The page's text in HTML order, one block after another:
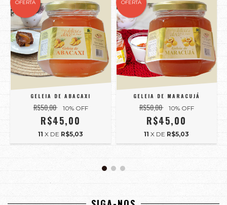
OFERTA
GELEIA DE ABACAXI
R$50,00 10% OFF
R$45,00
11 X DE R$5,03
OFERTA
GELEIA DE MARACUJÁ
R$50,00 10% OFF
R$45,00
11 X DE R$5,03